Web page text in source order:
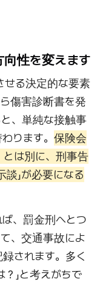
性を変えます
せる決定的な要素
ら傷害診断書を発
、単純な接触事
ります。 保険会
は別に、刑事告
」が必要になる
、罰金刑へとつ
、交通事故によ
されます。多く
」と考えがちで